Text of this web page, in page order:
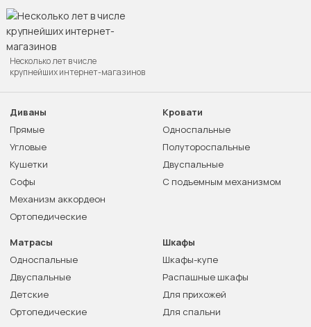
Несколько лет в числе
крупнейших интернет-магазинов
Диваны
Прямые
Угловые
Кушетки
Софы
Механизм аккордеон
Ортопедические
Кровати
Односпальные
Полутороспальные
Двуспальные
С подъемным механизмом
Матрасы
Односпальные
Двуспальные
Детские
Ортопедические
Шкафы
Шкафы-купе
Распашные шкафы
Для прихожей
Для спальни